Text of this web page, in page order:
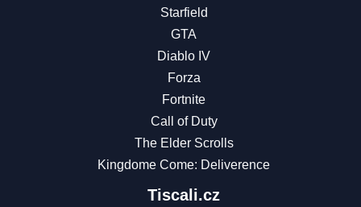
Starfield
GTA
Diablo IV
Forza
Fortnite
Call of Duty
The Elder Scrolls
Kingdome Come: Deliverence
Tiscali.cz